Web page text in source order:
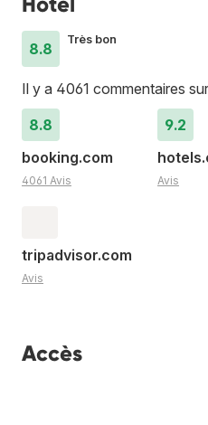
8.8
Très bon
Il y a 4061 commentaires
8.8
booking.com
4061 Avis
9.2
Avis
tripadvisor.com
Avis
Accès